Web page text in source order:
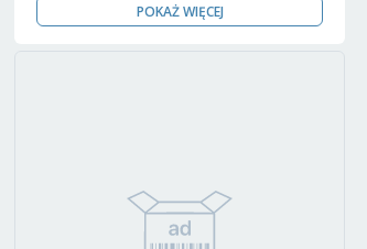
POKAŻ WIĘCEJ